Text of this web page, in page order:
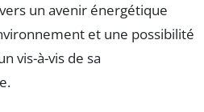
un avenir énergétique
et une possibilité
vis-à-vis de sa